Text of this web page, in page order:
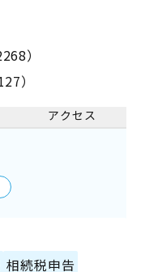
）
）
アクセス
相続税申告